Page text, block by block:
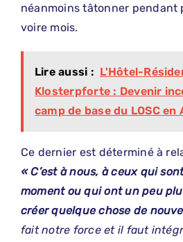
néanmoins tâtonner pendant
voire mois.
Lire aussi : L'Hôtel-
Klosterpforte : Devenir
camp de base du LOSC en
Ce dernier est déterminé à
« C’est à nous, à ceux qui
moment ou qui ont un peu
créer quelque chose de
fait notre force et il faut